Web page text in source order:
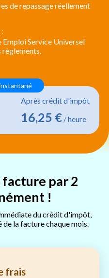
de repassage réellement
Emploi Service Universel
règlements.
Après crédit d'impôt
16,25 € / heure
par 2
!
du crédit d'impôt,
de la facture chaque mois.
frais